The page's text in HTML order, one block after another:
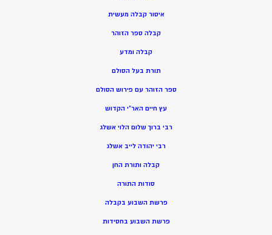
איסור קבלה מעשית
קבלה ספר הזוהר
קבלה ומדע
תורת בעל הסולם
ספר הזוהר עם פירוש הסולם
עץ חיים האר”י הקדוש
רבי ברוך שלום הלוי אשלג
רבי יהודה לייב אשלג
קבלה ותורת החן
סודות התורה
פרשת השבוע בקבלה
פרשת השבוע בחסידות